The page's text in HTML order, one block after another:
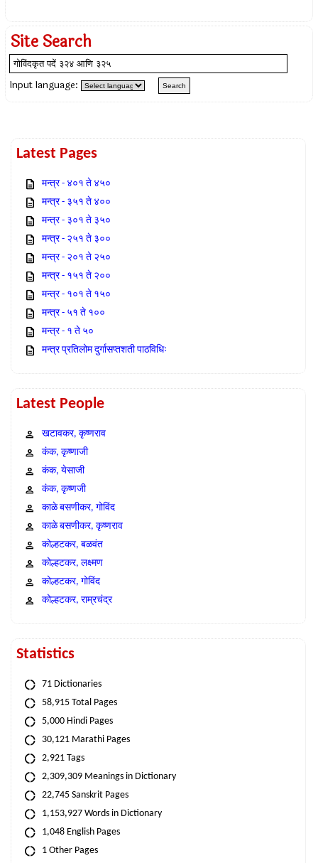
Site Search
Input language:
Latest Pages
मन्त्र - ४०१ ते ४५०
मन्त्र - ३५१ ते ४००
मन्त्र - ३०१ ते ३५०
मन्त्र - २५१ ते ३००
मन्त्र - २०१ ते २५०
मन्त्र - १५१ ते २००
मन्त्र - १०१ ते १५०
मन्त्र - ५१ ते १००
मन्त्र - १ ते ५०
मन्त्र प्रतिलोम दुर्गासप्तशती पाठविधिः
Latest People
खटावकर, कृष्णराव
कंक, कृष्णाजी
कंक, येसाजी
कंक, कृष्णजी
काळे बसणीकर, गोविंद
काळे बसणीकर, कृष्णराव
कोल्हटकर, बळवंत
कोल्हटकर, लक्ष्मण
कोल्हटकर, गोविंद
कोल्हटकर, राम्रचंद्र
Statistics
71 Dictionaries
58,915 Total Pages
5,000 Hindi Pages
30,121 Marathi Pages
2,921 Tags
2,309,309 Meanings in Dictionary
22,745 Sanskrit Pages
1,153,927 Words in Dictionary
1,048 English Pages
1 Other Pages